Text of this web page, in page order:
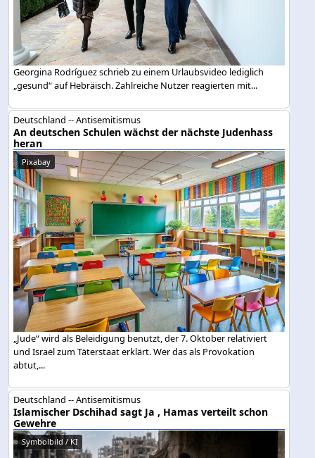
Georgina Rodríguez schrieb zu einem Urlaubsvideo lediglich
„gesund“ auf Hebräisch. Zahlreiche Nutzer reagierten mit...
Deutschland -- Antisemitismus
An deutschen Schulen wächst der nächste Judenhass
heran
Pixabay
„Jude“ wird als Beleidigung benutzt, der 7. Oktober relativiert
und Israel zum Täterstaat erklärt. Wer das als Provokation
abtut,...
Deutschland -- Antisemitismus
Islamischer Dschihad sagt Ja , Hamas verteilt schon
Gewehre
Symbolbild / KI